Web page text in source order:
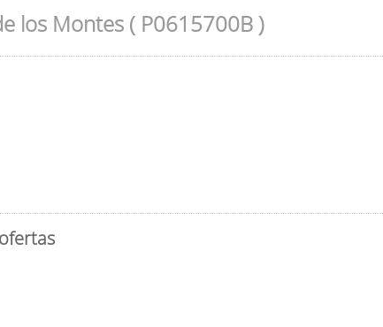
los Montes ( P0615700B )